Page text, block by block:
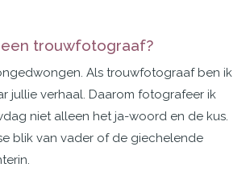
een trouwfotograaf?
Als trouwfotograaf ben ik
jullie verhaal. Daarom fotografeer ik
niet alleen het ja-woord en de kus.
blik van vader of de giechelende